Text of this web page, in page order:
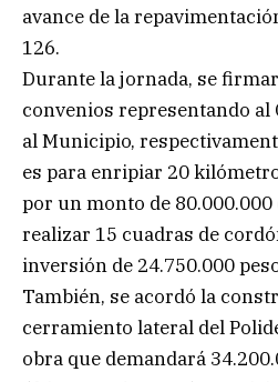
avance de la
126.
Durante la jornada, se
convenios representando
al Municipio,
es para enripiar 20
por un monto de 80.000.000
realizar 15 cuadras de
inversión de 24.750.000
También, se acordó la
cerramiento lateral del
obra que demandará